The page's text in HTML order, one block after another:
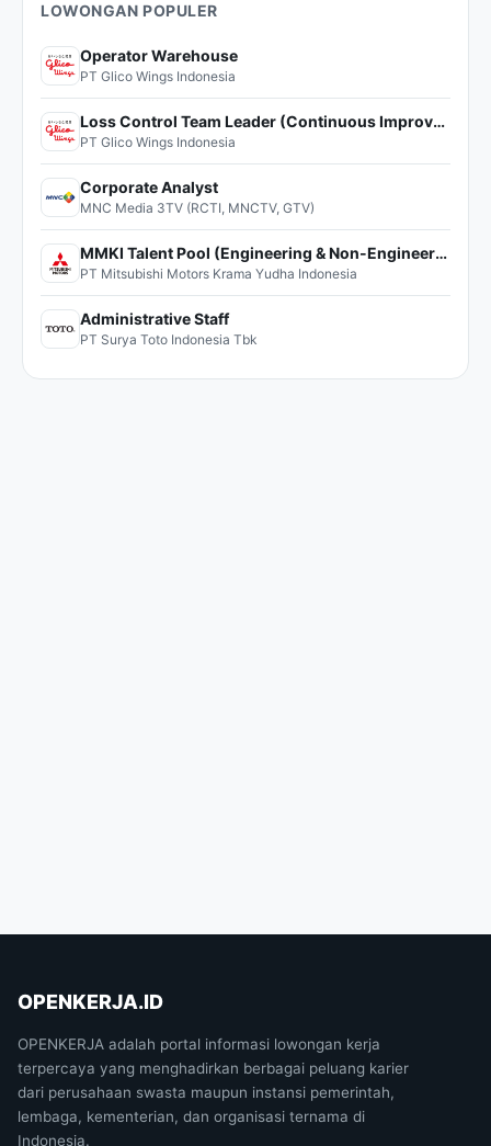
LOWONGAN POPULER
Operator Warehouse
PT Glico Wings Indonesia
Loss Control Team Leader (Continuous Improvement)
PT Glico Wings Indonesia
Corporate Analyst
MNC Media 3TV (RCTI, MNCTV, GTV)
MMKI Talent Pool (Engineering & Non-Engineering)
PT Mitsubishi Motors Krama Yudha Indonesia
Administrative Staff
PT Surya Toto Indonesia Tbk
OPENKERJA.ID
OPENKERJA adalah portal informasi lowongan kerja
terpercaya yang menghadirkan berbagai peluang karier
dari perusahaan swasta maupun instansi pemerintah,
lembaga, kementerian, dan organisasi ternama di
Indonesia.